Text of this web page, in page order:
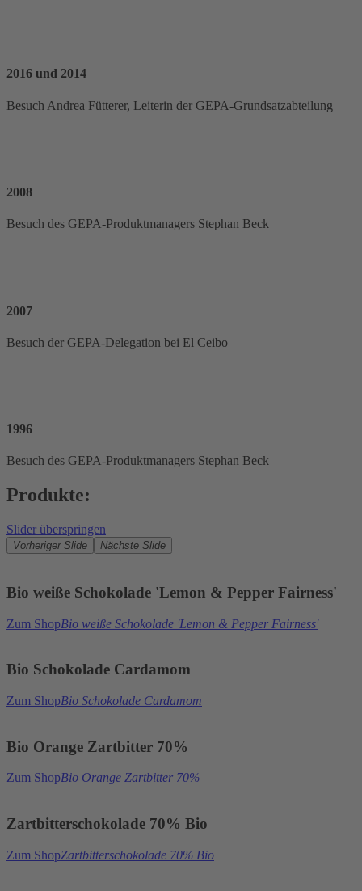
2016 und 2014
Besuch Andrea Fütterer, Leiterin der GEPA-Grundsatzabteilung
2008
Besuch des GEPA-Produktmanagers Stephan Beck
2007
Besuch der GEPA-Delegation bei El Ceibo
1996
Besuch des GEPA-Produktmanagers Stephan Beck
Produkte:
Slider überspringen
Vorheriger Slide Nächste Slide
Bio weiße Schokolade 'Lemon & Pepper Fairness'
Zum ShopBio weiße Schokolade 'Lemon & Pepper Fairness'
Bio Schokolade Cardamom
Zum ShopBio Schokolade Cardamom
Bio Orange Zartbitter 70%
Zum ShopBio Orange Zartbitter 70%
Zartbitterschokolade 70% Bio
Zum ShopZartbitterschokolade 70% Bio